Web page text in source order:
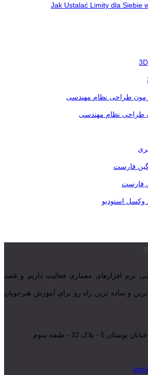
Jak Ustalać Limity dla Siebie
طراحی نظام مهندسی
فارست
نرم افزارهای معماری فعالیت داریم و قصد
و ساده ترین راه رو برای آموزش هنرجویان
5 - پلاک 32 - طبقه سوم